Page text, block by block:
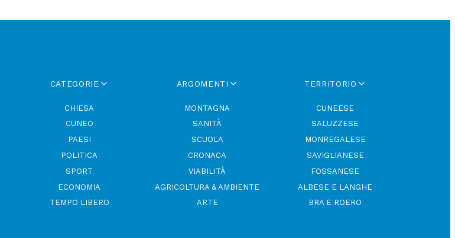
CATEGORIE
CHIESA
CUNEO
PAESI
POLITICA
SPORT
ECONOMIA
TEMPO LIBERO
ARGOMENTI
MONTAGNA
SANITÀ
SCUOLA
CRONACA
VIABILITÀ
AGRICOLTURA & AMBIENTE
ARTE
TERRITORIO
CUNEESE
SALUZZESE
MONREGALESE
SAVIGLIANESE
FOSSANESE
ALBESE E LANGHE
BRA E ROERO